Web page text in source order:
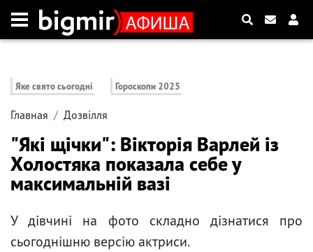
Яке свято сьогодні Гороскопи 2025
Главная Дозвілля
"Які щічки": Вікторія Варлей із
Холостяка показала себе у
максимальній вазі
У дівчині на фото складно дізнатися про
сьогоднішню версію актриси.